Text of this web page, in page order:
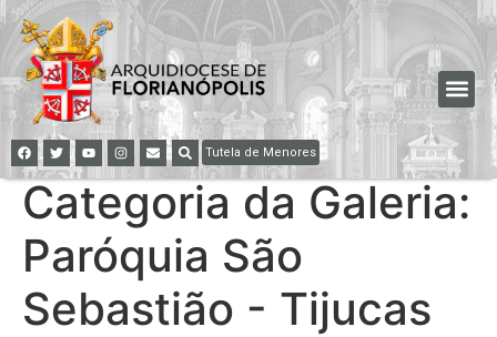
Tutela de Menores
Categoria da Galeria:
Paróquia São
Sebastião - Tijucas